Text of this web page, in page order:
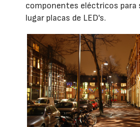
componentes eléctricos para
lugar placas de LED's.